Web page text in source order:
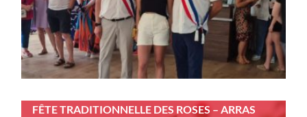
FÊTE TRADITIONNELLE DES ROSES – ARRAS